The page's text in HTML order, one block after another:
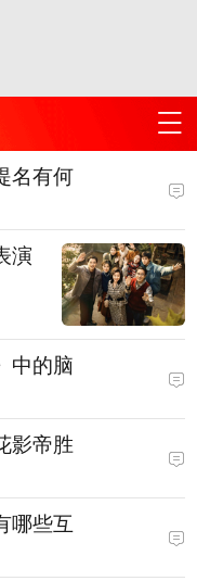
名有何
演
中的脑
影帝胜
哪些互